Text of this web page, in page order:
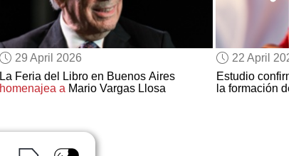
SUBSCRIBE
EDUCATIONAL LICENSES
GIFT CARDS
OTHER LANGUAGES
ABOUT US
29 April 2026
La Feria del Libro en Buenos Aires
homenajea aMario Vargas Llosa
22 April
Estudio
la formación